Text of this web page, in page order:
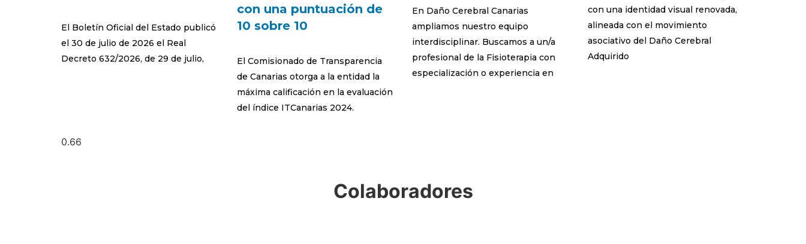
El Boletín Oficial del Estado publicó
el 30 de julio de 2026 el Real
Decreto 632/2026, de 29 de julio,
con una puntuación de
10 sobre 10
El Comisionado de Transparencia
de Canarias otorga a la entidad la
máxima calificación en la evaluación
del índice ITCanarias 2024.
En Daño Cerebral Canarias
ampliamos nuestro equipo
interdisciplinar. Buscamos a un/a
profesional de la Fisioterapia con
especialización o experiencia en
con una identidad visual renovada,
alineada con el movimiento
asociativo del Daño Cerebral
Adquirido
Colaboradores